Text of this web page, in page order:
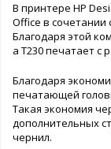
В принтере HP
Office в
Благодаря этой
а T230 печатает
Благодаря
печатающей
Такая экономия
дополнительных
чернил.